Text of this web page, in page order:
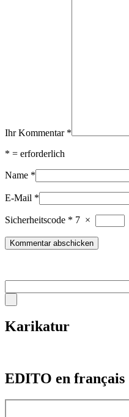
Ihr Kommentar *
* = erforderlich
Name *
E-Mail *
Sicherheitscode * 7 ×
Karikatur
EDITO en français